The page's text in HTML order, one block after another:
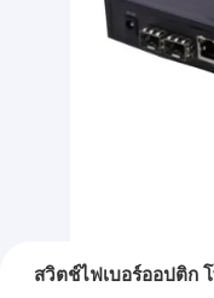
สวิตช์ไฟเบอร์ออปติก